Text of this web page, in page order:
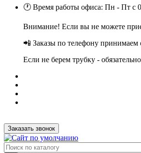
🕐 Время работы офиса: Пн - Пт с
Внимание! Если вы не можете
📲 Заказы по телефону принимаем
Если не берем трубку -
Заказать звонок